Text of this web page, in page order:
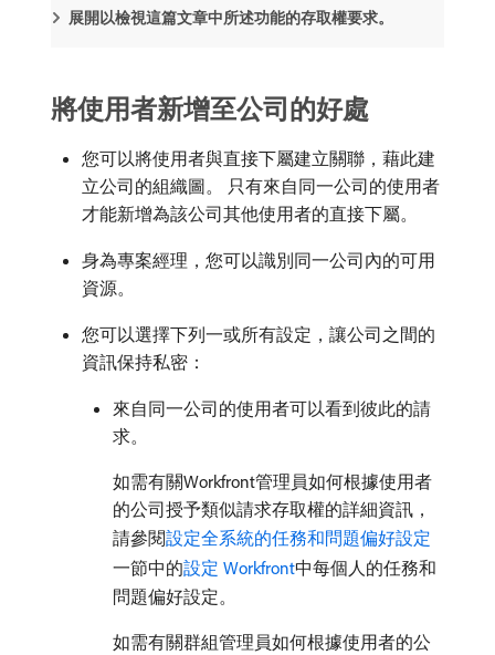
展開以檢視這篇文章中所述功能的存取權要求。
將使用者新增至公司的好處
您可以將使用者與直接下屬建立關聯，藉此建
立公司的組織圖。 只有來自同一公司的使用者
才能新增為該公司其他使用者的直接下屬。
身為專案經理，您可以識別同一公司內的可用
資源。
您可以選擇下列一或所有設定，讓公司之間的
資訊保持私密：
來自同一公司的使用者可以看到彼此的請
求。
如需有關Workfront管理員如何根據使用者
的公司授予類似請求存取權的詳細資訊，
請參閱設定全系統的任務和問題偏好設定
一節中的設定 Workfront中每個人的任務和
問題偏好設定。
如需有關群組管理員如何根據使用者的公